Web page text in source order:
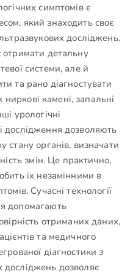
симптомів є
який знаходить своє
досліджень.
детальну
системи, але й
та рано діагностувати
ниркові камені, запальні
урологічні
дослідження дозволяють
стану органів, визначати
змін. Це практично,
їх незамінними в
Сучасні технології
допомагають
отриманих даних,
та медичного
діагностики з
досліджень дозволяє